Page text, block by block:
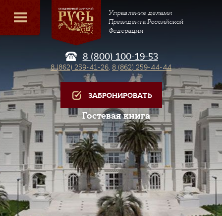
Управление делами
Президента Российской
Федерации
8 (800) 100-19-53
8 (862) 259-41-26, 8 (862) 259-44-44
ЗАБРОНИРОВАТЬ
Гостевая книга